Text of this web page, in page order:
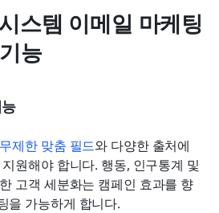
스템 이메일 마케팅
능
무제한 맞춤 필드와 다양한 출처에
원해야 합니다. 행동, 인구통계 및
고객 세분화는 캠페인 효과를 향
을 가능하게 합니다.